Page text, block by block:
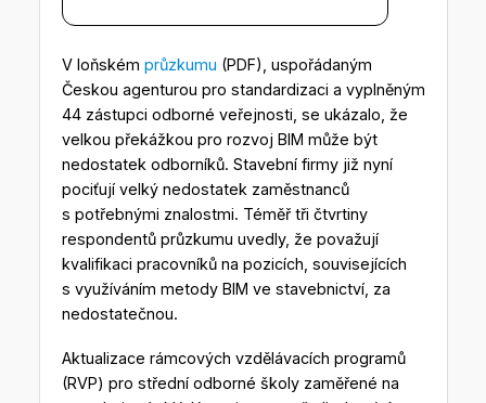
V loňském průzkumu (PDF), uspořádaným
Českou agenturou pro standardizaci a vyplněným
44 zástupci odborné veřejnosti, se ukázalo, že
velkou překážkou pro rozvoj BIM může být
nedostatek odborníků. Stavební firmy již nyní
pociťují velký nedostatek zaměstnanců
s potřebnými znalostmi. Téměř tři čtvrtiny
respondentů průzkumu uvedly, že považují
kvalifikaci pracovníků na pozicích, souvisejících
s využíváním metody BIM ve stavebnictví, za
nedostatečnou.
Aktualizace rámcových vzdělávacích programů
(RVP) pro střední odborné školy zaměřené na